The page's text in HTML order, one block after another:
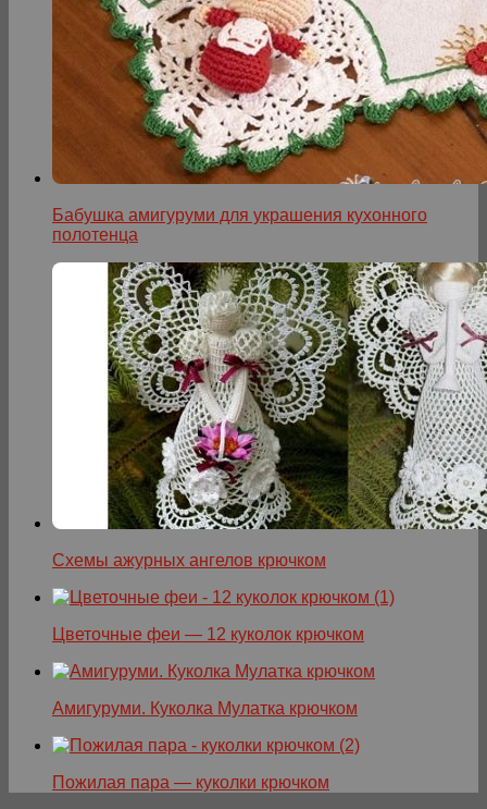
Бабушка амигуруми для украшения кухонного
полотенца
Схемы ажурных ангелов крючком
Цветочные феи — 12 куколок крючком
Амигуруми. Куколка Мулатка крючком
Пожилая пара — куколки крючком